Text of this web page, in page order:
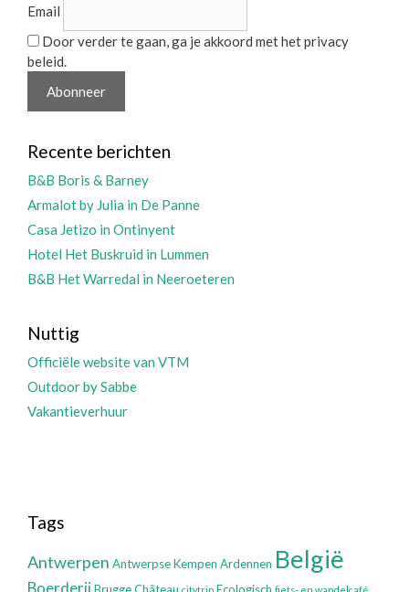
Email
Door verder te gaan, ga je akkoord met het privacy
beleid.
Recente berichten
B&B Boris & Barney
Armalot by Julia in De Panne
Casa Jetizo in Ontinyent
Hotel Het Buskruid in Lummen
B&B Het Warredal in Neeroeteren
Nuttig
Officiële website van VTM
Outdoor by Sabbe
Vakantieverhuur
Tags
Antwerpen Antwerpse Kempen Ardennen België
Boerderij